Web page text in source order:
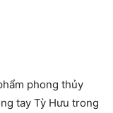
phong thủy
tay Tỳ Hưu trong